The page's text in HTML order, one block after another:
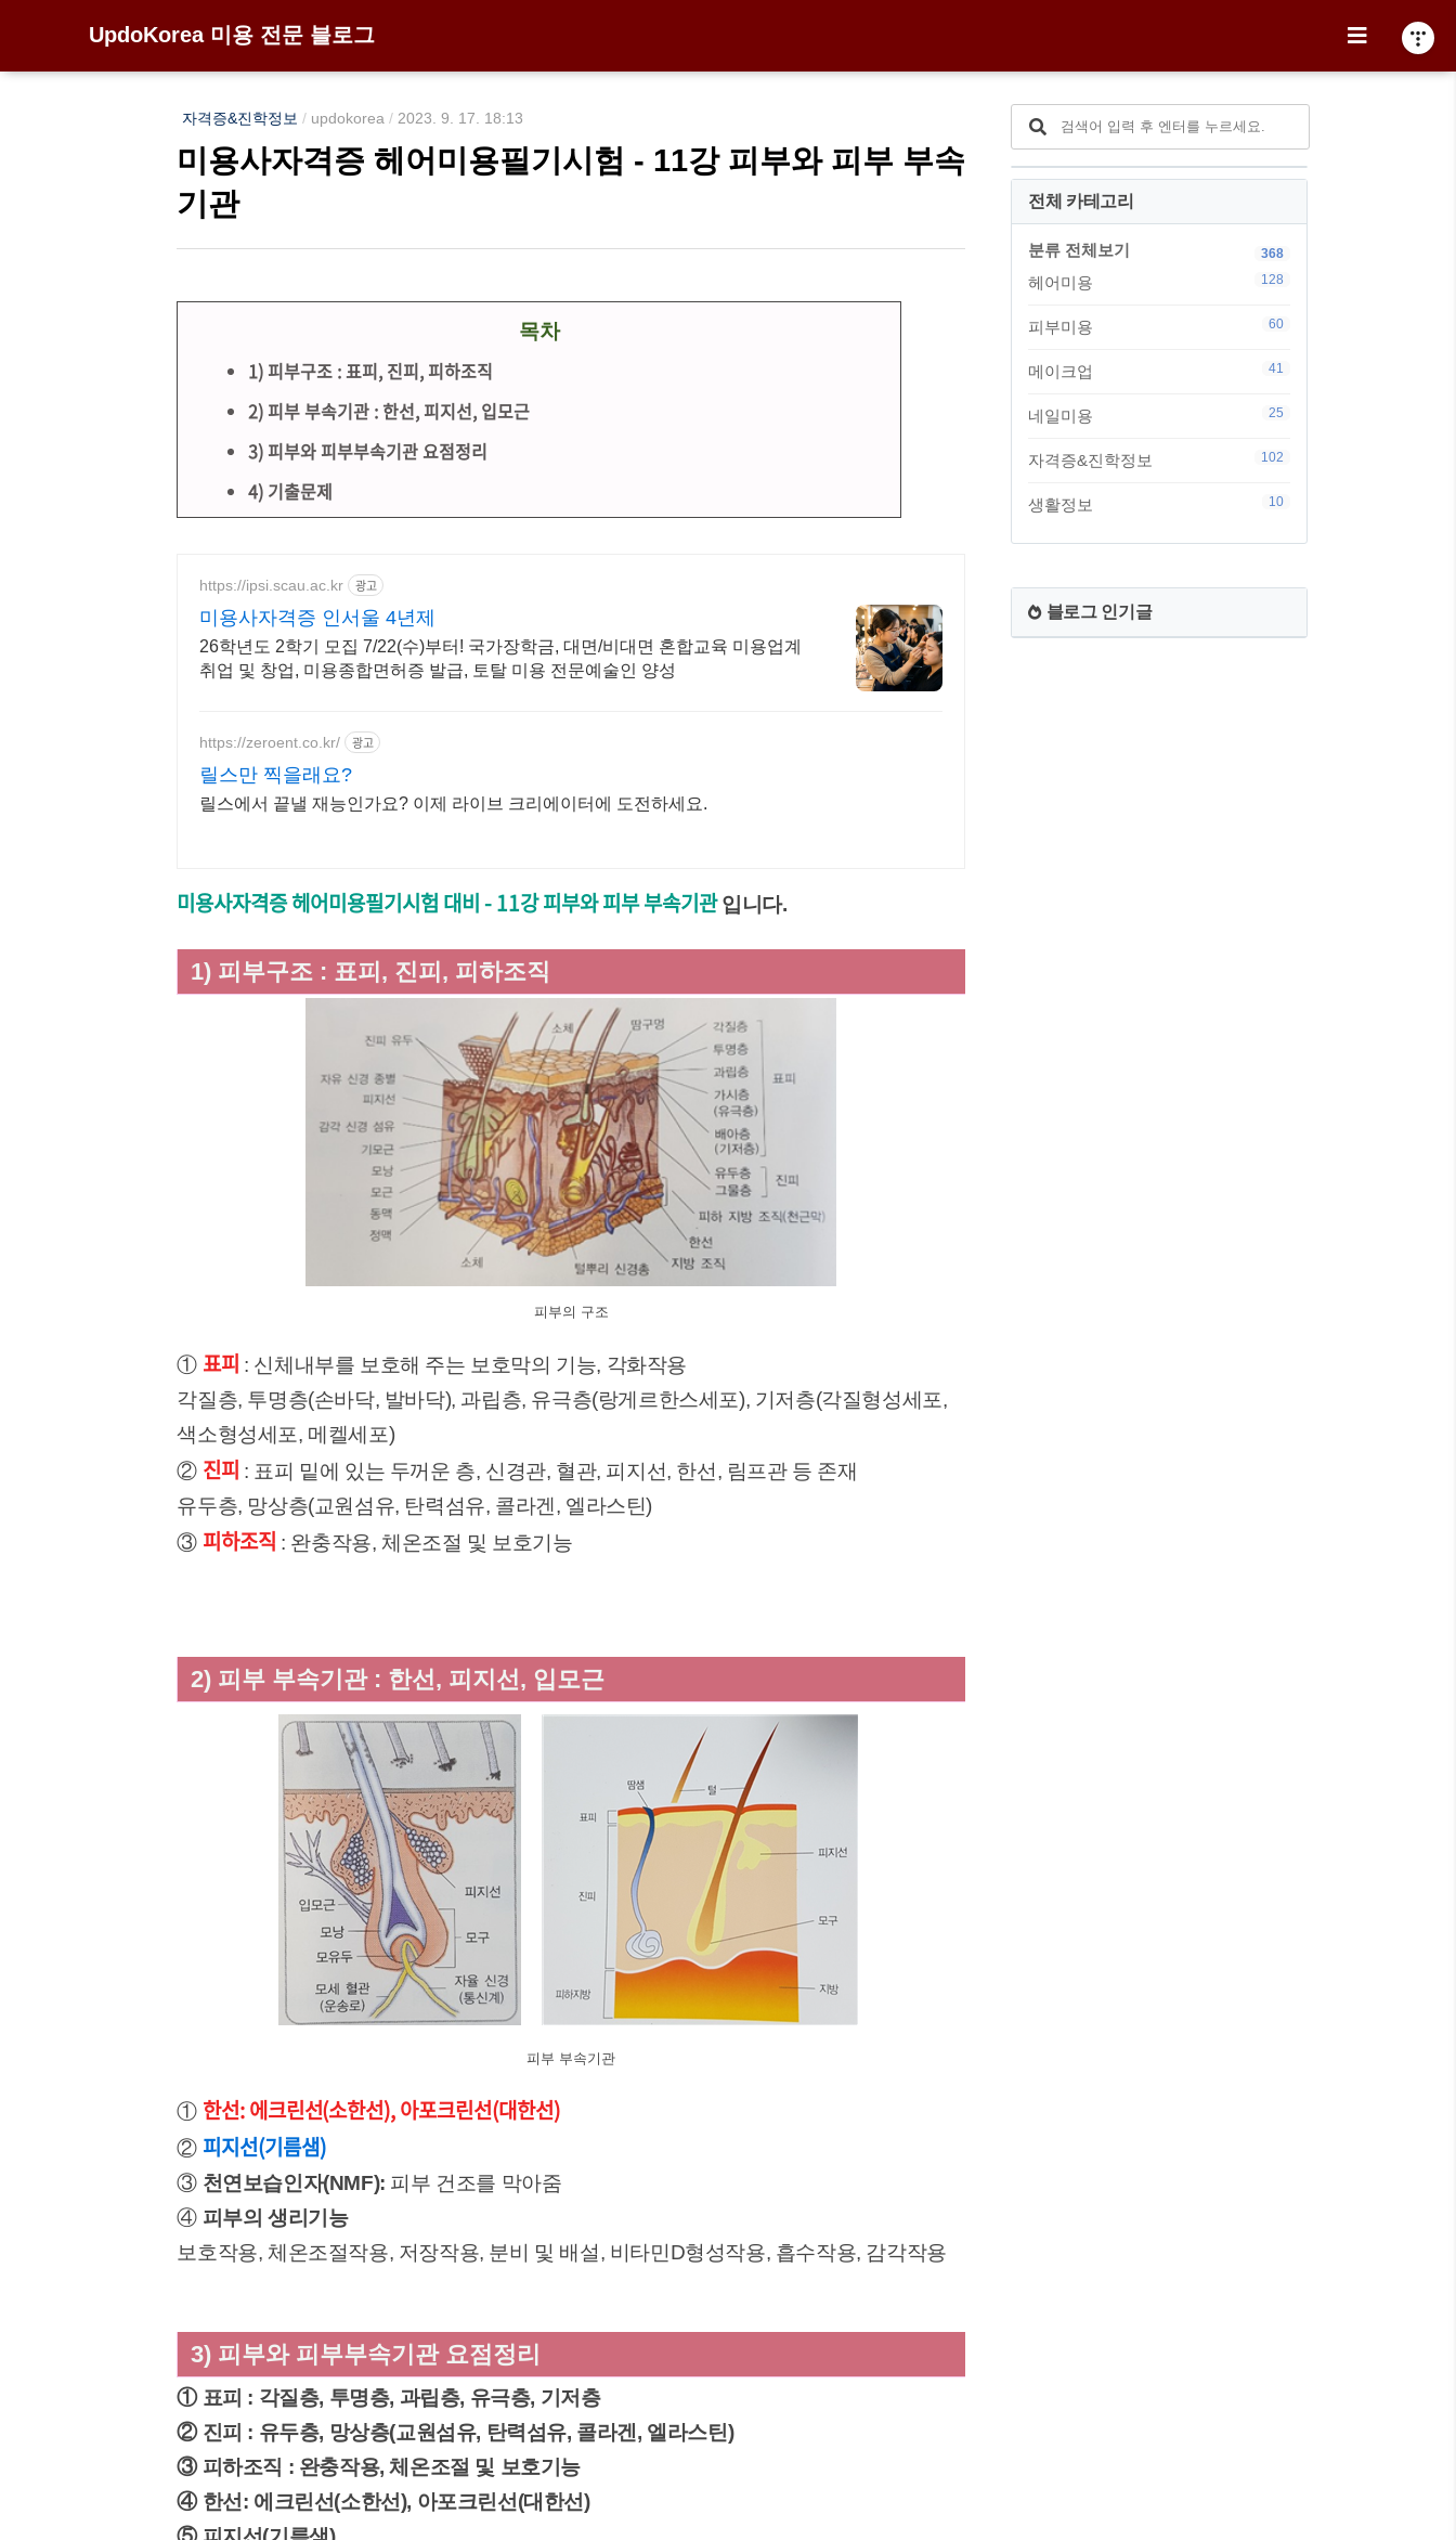
UpdoKorea 미용 전문 블로그
자격증&진학정보 / updokorea / 2023. 9. 17. 18:13
미용사자격증 헤어미용필기시험 - 11강 피부와 피부 부속
기관
목차
1) 피부구조 : 표피, 진피, 피하조직
2) 피부 부속기관 : 한선, 피지선, 입모근
3) 피부와 피부부속기관 요점정리
4) 기출문제
https://ipsi.scau.ac.kr 광고
미용사자격증 인서울 4년제
26학년도 2학기 모집 7/22(수)부터! 국가장학금, 대면/비대면 혼합교육 미용업계
취업 및 창업, 미용종합면허증 발급, 토탈 미용 전문예술인 양성
https://zeroent.co.kr/ 광고
릴스만 찍을래요?
릴스에서 끝낼 재능인가요? 이제 라이브 크리에이터에 도전하세요.
미용사자격증 헤어미용필기시험 대비 - 11강 피부와 피부 부속기관입니다.
1) 피부구조 : 표피, 진피, 피하조직
피부의 구조
① 표피 : 신체내부를 보호해 주는 보호막의 기능, 각화작용
각질층, 투명층(손바닥, 발바닥), 과립층, 유극층(랑게르한스세포), 기저층(각질형성세포,
색소형성세포, 메켈세포)
② 진피 : 표피 밑에 있는 두꺼운 층, 신경관, 혈관, 피지선, 한선, 림프관 등 존재
유두층, 망상층(교원섬유, 탄력섬유, 콜라겐, 엘라스틴)
③ 피하조직 : 완충작용, 체온조절 및 보호기능
2) 피부 부속기관 : 한선, 피지선, 입모근
피부 부속기관
① 한선: 에크린선(소한선), 아포크린선(대한선)
② 피지선(기름샘)
③ 천연보습인자(NMF): 피부 건조를 막아줌
④ 피부의 생리기능
보호작용, 체온조절작용, 저장작용, 분비 및 배설, 비타민D형성작용, 흡수작용, 감각작용
3) 피부와 피부부속기관 요점정리
① 표피 : 각질층, 투명층, 과립층, 유극층, 기저층
② 진피 : 유두층, 망상층(교원섬유, 탄력섬유, 콜라겐, 엘라스틴)
③ 피하조직 : 완충작용, 체온조절 및 보호기능
④ 한선: 에크린선(소한선), 아포크린선(대한선)
전체 카테고리
분류 전체보기 368
헤어미용 128
피부미용 60
메이크업 41
네일미용 25
자격증&진학정보 102
생활정보 10
블로그 인기글